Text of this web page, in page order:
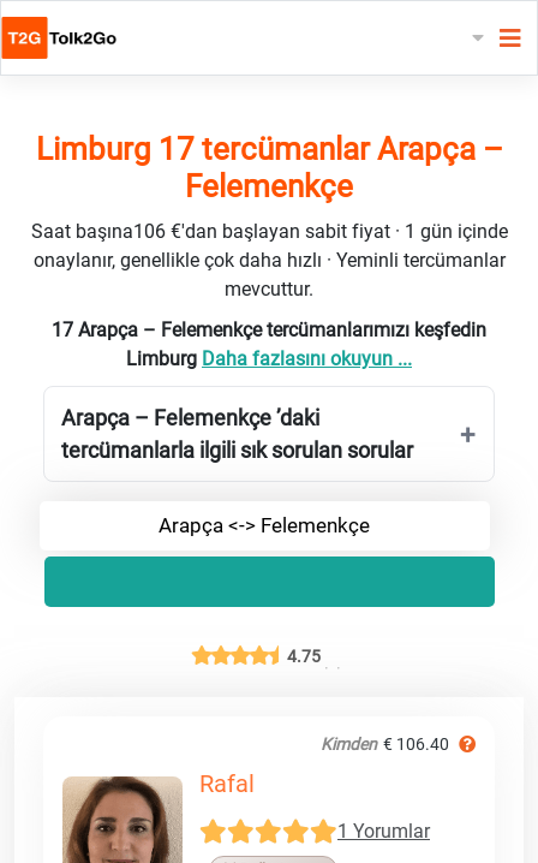
Limburg 17 tercümanlar Arapça –
Felemenkçe
Saat başına106 €'dan başlayan sabit fiyat · 1 gün içinde
onaylanır, genellikle çok daha hızlı · Yeminli tercümanlar
mevcuttur.
17 Arapça – Felemenkçe tercümanlarımızı keşfedin
Limburg Daha fazlasını okuyun ...
Arapça – Felemenkçe ’daki
tercümanlarla ilgili sık sorulan sorular
Arapça <-> Felemenkçe
4.75
Kimden € 106.40
Rafal
1 Yorumlar